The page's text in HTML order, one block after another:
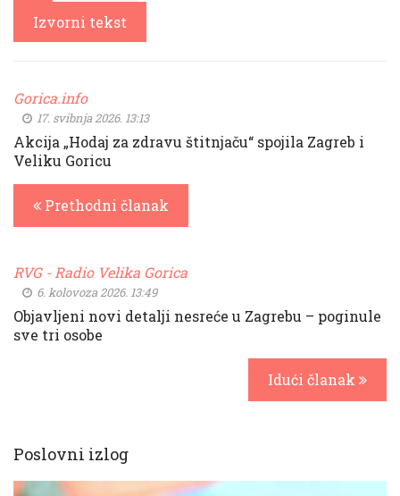
Izvorni tekst
Gorica.info
17. svibnja 2026. 13:13
Akcija „Hodaj za zdravu štitnjaču“ spojila Zagreb i
Veliku Goricu
Prethodni članak
RVG - Radio Velika Gorica
6. kolovoza 2026. 13:49
Objavljeni novi detalji nesreće u Zagrebu – poginule
sve tri osobe
Idući članak
Poslovni izlog